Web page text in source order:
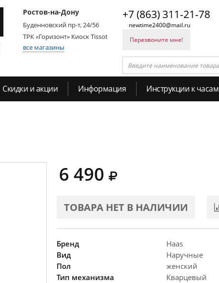
Ростов-на-Дону
Буденновский пр-т, 24/56
ТРК «Горизонт» Киоск Tissot
все магазины
+7 (863) 311-21-78
newtime2400@mail.ru
Перезвоните мне!
Скидки и акции Информация Инструкции к часам
6 490
ТОВАРА НЕТ В НАЛИЧИИ
Бренд
Haas
Вид
Наручные
Пол
женский
Тип механизма
Кварцевый